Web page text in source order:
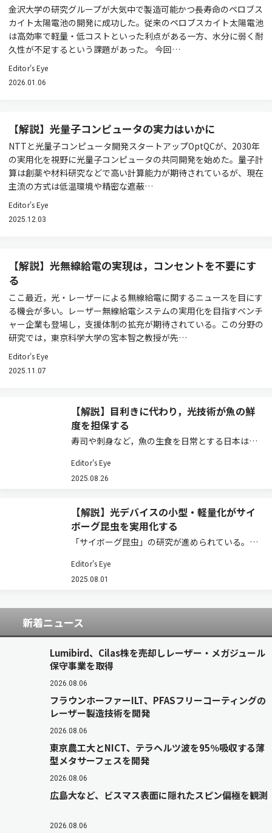
金沢大学の研究グループが大気中で製造可能かつ長寿命のペロブス
カイト太陽電池の開発に成功した。従来のペロブスカイト太陽電池
は高効率で軽量・低コストといった利点がある一方、水分に弱く耐
久性が不足するという課題があった。 今回…
Editor's Eye
2026.01.06
【解説】光量子コンピュータの実力はいかに
NTTと光量子コンピュータ開発スタートアップOptQCが、2030年
の実用化を視野に光量子コンピュータの共同開発を始めた。量子計
算は創薬や材料研究などで高い計算能力が期待されているが、現在
主流の方式は低温環境や精密な遮蔽…
Editor's Eye
2025.12.03
【解説】光無線給電の実現は，コンセントを不要にす
る
ここ最近，光・レーザーによる無線給電に関するニュースを目にす
る機会が多い。レーザー無線給電システムの実用化を目指すベンチ
ャー企業も登場し，支援体制の拡充が期待されている。この分野の
研究では，東京科学大学の宮本智之教授が先…
Editor's Eye
2025.11.07
【解説】目利きに代わり，光技術が魚の鮮
度を担保する
寿司や刺身など，魚の生食を日常とする日本は，
る。しかし，魚の鮮度の判定はヒトの感覚，いわ
ゆる「目利き」に伝統的に頼ってきており，標準
も…
Editor's Eye
2025.08.26
【解説】光デバイスの小型・軽量化がサイ
ボーグ昆虫を実用化する
「サイボーグ昆虫」の研究が進められている。サ
気刺激によってその行動を制御する技術。遠隔か
ら電波によってその動きを意のままにコントロー
Editor's Eye
2025.08.01
新着ニュース
Lumibird、Cilas株を売却しレーザー・メガジュール
保守事業を取得
2026.08.06
フラウンホーファーILT、PFASフリーコーティングの
レーザー製造技術を開発
2026.08.06
東京農工大とNICT、テラヘルツ波を95％吸収する薄
型メタサーフェスを開発
2026.08.06
広島大など、ビスマス表面に隠れたスピン偏極を観測
2026.08.06